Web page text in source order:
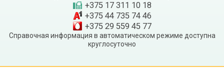
+375 17 311 10 18
+375 44 735 74 46
+375 29 559 45 77
Справочная информация в автоматическом режиме доступна
круглосуточно